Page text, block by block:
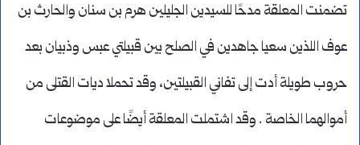
تضمنت المعلقة مدحًا للسيدين الجليلين هرم بن سنان والحارث بن
عوف اللذين سعيا جاهدين في الصلح بين قبيلتي عبس وذبيان بعد
حروب طويلة أدت إلى تفاني القبيلتين، وقد تحملا ديات القتلى من
أموالهما الخاصة . وقد اشتملت المعلقة أيضًا على موضوعات